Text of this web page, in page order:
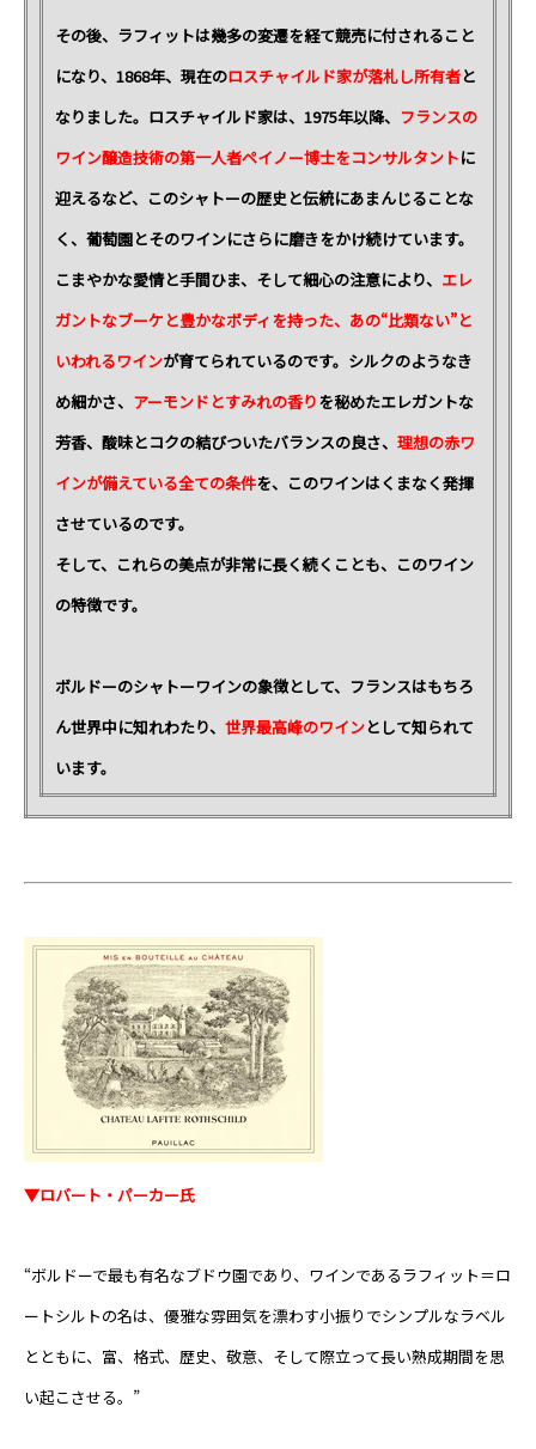
その後、ラフィットは幾多の変遷を経て競売に付されること
になり、1868年、現在のロスチャイルド家が落札し所有者と
なりました。ロスチャイルド家は、1975年以降、 フランスの
ワイン醸造技術の第一人者ペイノー博士をコンサルタントに
迎えるなど、このシャトーの歴史と伝統にあまんじることな
く、葡萄園とそのワインにさらに磨きをかけ続けています。
こまやかな愛情と手間ひま、そして細心の注意により、 エレ
ガントなブーケと豊かなボディを持った、あの“比類ない”と
いわれるワインが育てられているのです。シルクのようなき
め細かさ、 アーモンドとすみれの香りを秘めたエレガントな
芳香、酸味とコクの結びついたバランスの良さ、 理想の赤ワ
インが備えている全ての条件を、このワインはくまなく発揮
させているのです。
そして、これらの美点が非常に長く続くことも、このワイン
の特徴です。
ボルドーのシャトーワインの象徴として、フランスはもちろ
ん世界中に知れわたり、 世界最高峰のワインとして知られて
います。
▼ロバート・パーカー氏
“ボルドーで最も有名なブドウ園であり、ワインであるラフィット＝ロ
ートシルトの名は、優雅な雰囲気を漂わす小振りでシンプルなラベル
とともに、富、格式、歴史、敬意、そして際立って長い熟成期間を思
い起こさせる。”